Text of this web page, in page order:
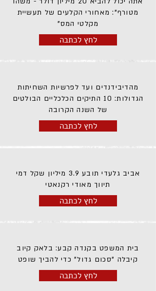
מטורף": מאחורי הקלעים של תעשיית
מקלטי המס"
לחץ לכתבה
מהדיבידנדים ועד לפרשיות השחיתות
הגדולות: 10 התיקים הכלכליים הבולטים
של השנה הקרובה
לחץ לכתבה
אביב גלעדי תובע 3.9 מיליון שקל דמי
תיווך מאודי רקנאטי
לחץ לכתבה
בית המשפט בקנדה קבע: בלאק קיוב
קיבלה "סכום גדול" כדי להביך שופט
לחץ לכתבה